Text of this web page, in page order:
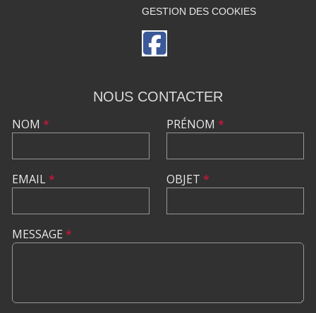
GESTION DES COOKIES
NOUS CONTACTER
NOM *
EMAIL*
PRÉNOM *
OBJET *
MESSAGE *